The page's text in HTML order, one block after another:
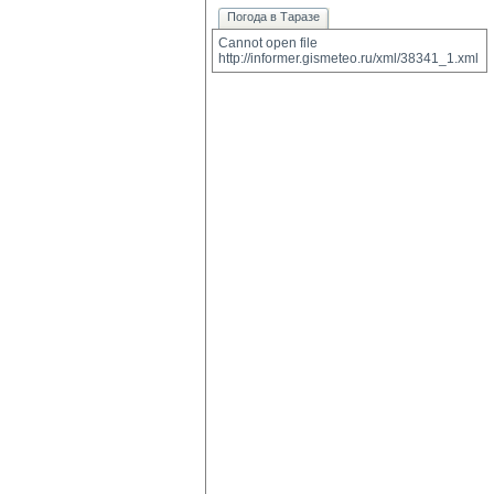
Погода в Таразе
Cannot open file
http://informer.gismeteo.ru/xml/38341_1.xml